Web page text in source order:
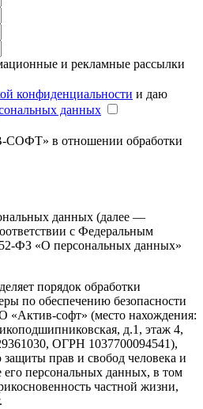
и рекламные рассылки
конфиденциальности и даю
данных
СОФТ» в отношении обработки
данных (далее —
с Федеральным
ФЗ «О персональных данных»
порядок обработки
по обеспечению безопасности
«Актив-софт» (место нахождения:
д.1, этаж 4,
ОГРН 1037700094541),
прав и свобод человека и
его персональных данных, в том
частной жизни,